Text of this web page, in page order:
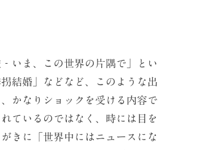
いま、この世界の片隅で」とい
結婚」などなど、このような出
かなりショックを受ける内容で
ているのではなく、時には目を
きに「世界中にはニュースにな